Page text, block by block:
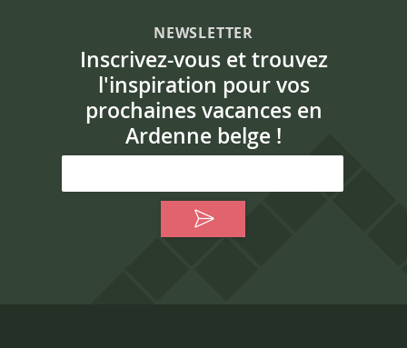
NEWSLETTER
Inscrivez-vous et trouvez
l'inspiration pour vos
prochaines vacances en
Ardenne belge !